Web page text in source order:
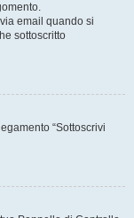
email quando si
sottoscritto
“Sottoscrivi